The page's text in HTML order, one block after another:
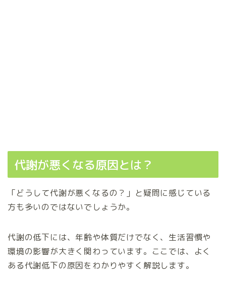
代謝が悪くなる原因とは？
「どうして代謝が悪くなるの？」と疑問に感じている
方も多いのではないでしょうか。
代謝の低下には、年齢や体質だけでなく、生活習慣や
環境の影響が大きく関わっています。ここでは、よく
ある代謝低下の原因をわかりやすく解説します。